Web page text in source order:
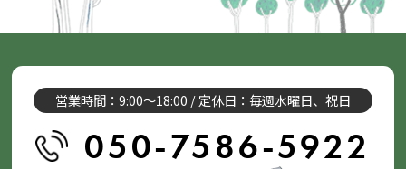
営業時間：9:00～18:00 / 定休日：毎週水曜日、祝日
050-7586-5922